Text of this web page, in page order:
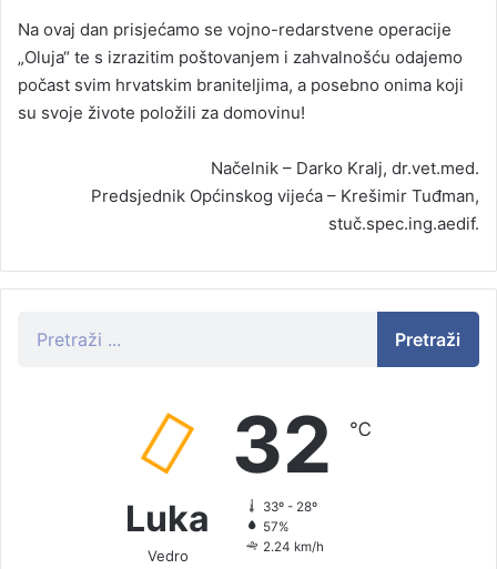
Na ovaj dan prisjećamo se vojno-redarstvene operacije
„Oluja“ te s izrazitim poštovanjem i zahvalnošću odajemo
počast svim hrvatskim braniteljima, a posebno onima koji
su svoje živote položili za domovinu!
Načelnik – Darko Kralj, dr.vet.med.
Predsjednik Općinskog vijeća – Krešimir Tuđman,
stuč.spec.ing.aedif.
Pretraži
Luka
Vedro
32 ℃
33º - 28º
57%
2.24 km/h